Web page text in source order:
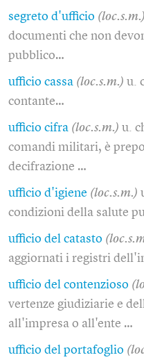
segreto d'ufficio (loc.s.m.)
documenti che non
pubblico…
ufficio cassa (loc.s.m.) u.
contante…
ufficio cifra (loc.s.m.) u.
comandi militari, è
decifrazione …
ufficio d'igiene (loc.s.m.)
condizioni della salute
ufficio del catasto
aggiornati i registri
ufficio del contenzioso
vertenze giudiziarie e
all'impresa o all'ente …
ufficio del portafoglio